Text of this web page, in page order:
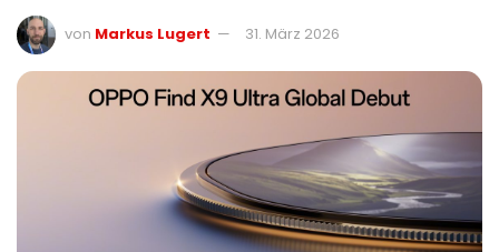
von Markus Lugert 31. März 2026